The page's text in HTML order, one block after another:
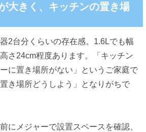
大きく、キッチンの置き場
2台分くらいの存在感。1.6Lでも幅
さ24cm程度あります。「キッチン
に置き場所がない」というご家庭で
き場所どうしよう」となりがちで
にメジャーで設置スペースを確認、